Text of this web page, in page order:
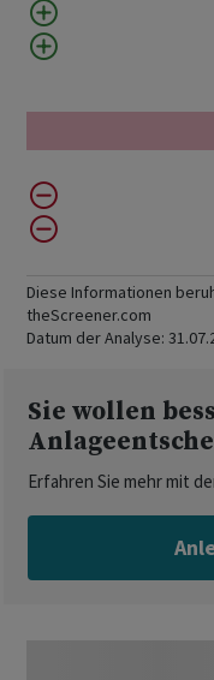
Diese Informationen
theScreener.com
Datum der Analyse:
Sie wollen
Erfahren Sie mehr mit